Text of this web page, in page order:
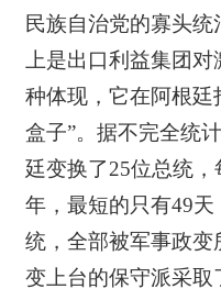
民族自治党的寡头
上是出口利益集团
种体现，它在阿根廷
盒子”。据不完全统
廷变换了25位总统
年，最短的只有49
统，全部被军事政
变上台的保守派采取